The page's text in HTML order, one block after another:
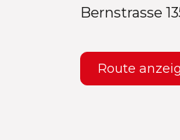
Bernstrasse
Route